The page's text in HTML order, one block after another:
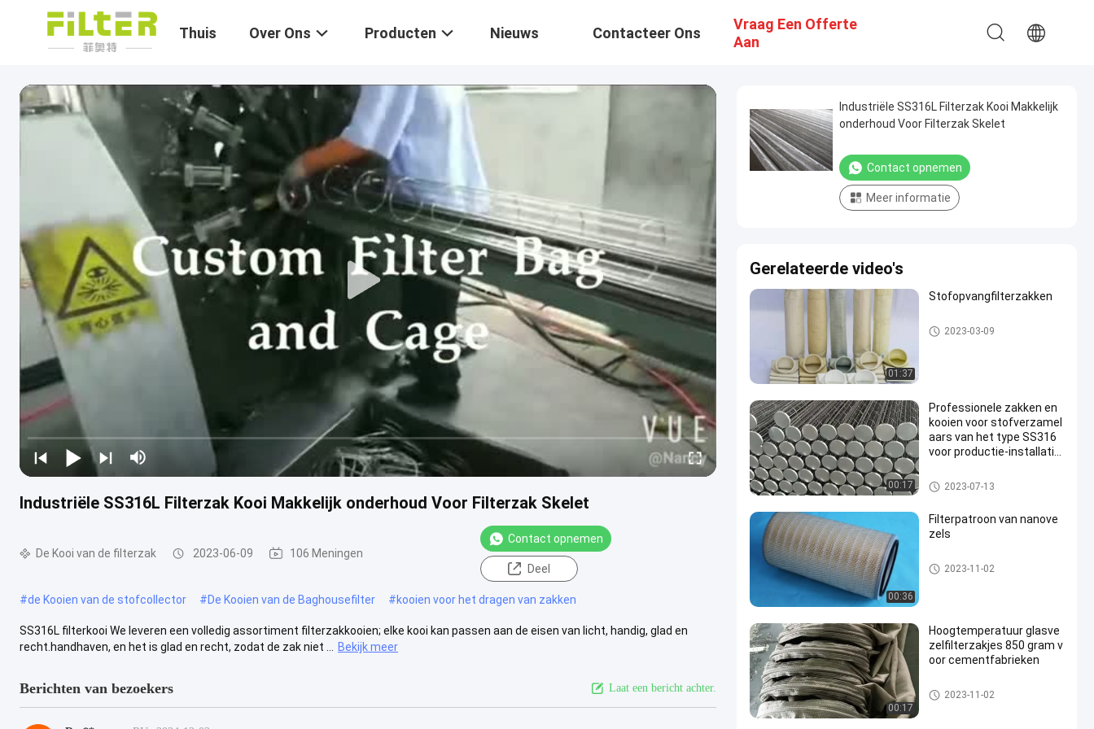
Thuis Over Ons Producten Nieuws Contacteer Ons
Vraag Een Offerte
Aan
Industriële SS316L Filterzak Kooi Makkelijk onderhoud Voor Filterzak Skelet
De Kooi van de filterzak 2023-06-09 106 Meningen
Contact opnemen
Deel
#de Kooien van de stofcollector #De Kooien van de Baghousefilter #kooien voor het dragen van zakken
SS316L filterkooi We leveren een volledig assortiment filterzakkooien; elke kooi kan passen aan de eisen van licht, handig, glad en
recht.handhaven, en het is glad en recht, zodat de zak niet ...
Bekijk meer
Berichten van bezoekers Laat een bericht achter.
Industriële SS316L Filterzak Kooi Makkelijk
onderhoud Voor Filterzak Skelet
Contact opnemen
Meer informatie
Gerelateerde video's
01:37
Stofopvangfilterzakken
Stofopvangfilterzakken
2023-03-09
00:17
Professionele zakken en
kooien voor stofverzamel
aars van het type SS316
voor productie-installatie
De Kooi van de filterzak
2023-07-13
00:36
Filterpatroon van nanove
zels
Stofopvangfilterzakken
2023-11-02
00:17
Hoogtemperatuur glasve
zelfilterzakjes 850 gram v
oor cementfabrieken
De Kooi van de filterzak
2023-11-02